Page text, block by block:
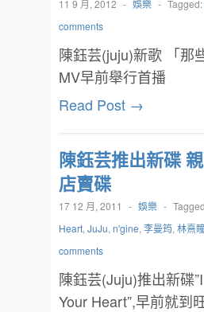
11 9 月, 2012 - 娛樂 - Tagged:
comments
陳鈺芸(juju)新歌 「那
MV早前舉行首播
Read Post →
陳鈺芸推出新碟
店賣碟
17 12 月, 2011 - 娛樂 -
Heart, JuJu, n'gine, 李曼筠, 林熹
comments
陳鈺芸(Juju)推出新碟
Your Heart”,早前就到